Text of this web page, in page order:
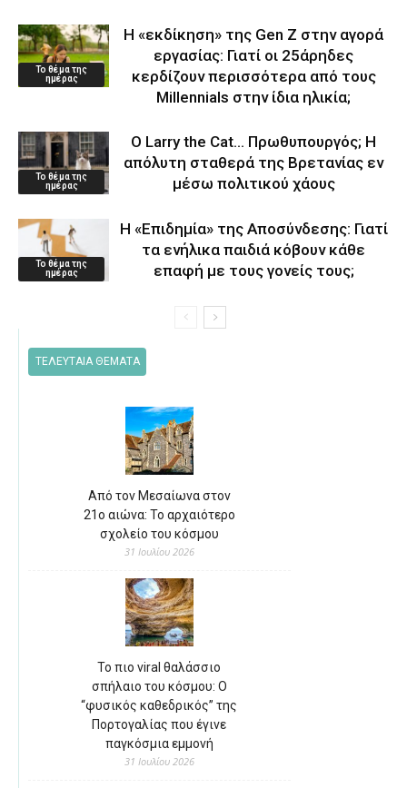
Το θέμα της
ημέρας
Η «εκδίκηση» της Gen Z στην αγορά
εργασίας: Γιατί οι 25άρηδες
κερδίζουν περισσότερα από τους
Millennials στην ίδια ηλικία;
Το θέμα της
ημέρας
Ο Larry the Cat… Πρωθυπουργός; Η
απόλυτη σταθερά της Βρετανίας εν
μέσω πολιτικού χάους
Το θέμα της
ημέρας
Η «Επιδημία» της Αποσύνδεσης: Γιατί
τα ενήλικα παιδιά κόβουν κάθε
επαφή με τους γονείς τους;
ΤΕΛΕΥΤΑΙΑ ΘΕΜΑΤΑ
Από τον Μεσαίωνα στον
21ο αιώνα: Το αρχαιότερο
σχολείο του κόσμου
31 Ιουλίου 2026
Το πιο viral θαλάσσιο
σπήλαιο του κόσμου: Ο
“φυσικός καθεδρικός” της
Πορτογαλίας που έγινε
παγκόσμια εμμονή
31 Ιουλίου 2026